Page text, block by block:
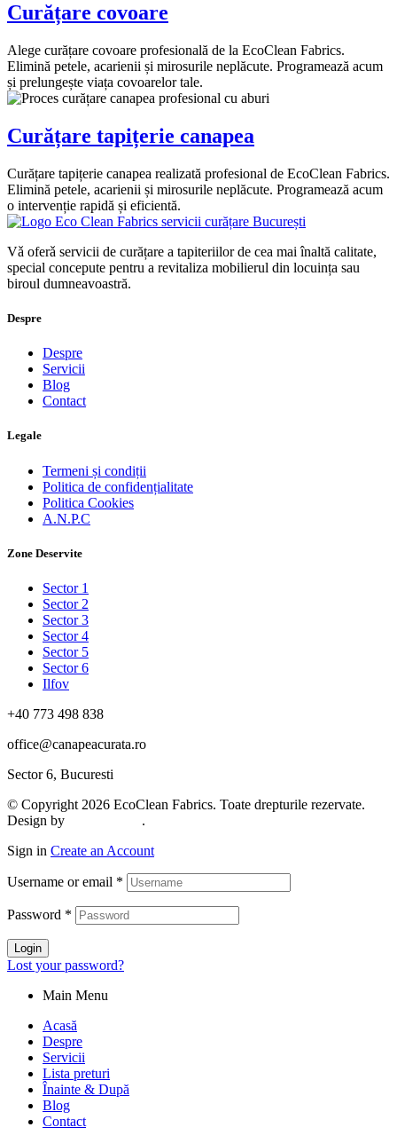
Curățare covoare
Alege curățare covoare profesională de la EcoClean Fabrics.
Elimină petele, acarienii și mirosurile neplăcute. Programează acum
și prelungește viața covoarelor tale.
Curățare tapițerie canapea
Curățare tapițerie canapea realizată profesional de EcoClean Fabrics.
Elimină petele, acarienii și mirosurile neplăcute. Programează acum
o intervenție rapidă și eficientă.
Vǎ oferǎ servicii de curățare a tapiteriilor de cea mai înaltă calitate,
special concepute pentru a revitaliza mobilierul din locuința sau
biroul dumneavoastră.
Despre
Despre
Servicii
Blog
Contact
Legale
Termeni și condiții
Politica de confidențialitate
Politica Cookies
A.N.P.C
Zone Deservite
Sector 1
Sector 2
Sector 3
Sector 4
Sector 5
Sector 6
Ilfov
+40 773 498 838
office@canapeacurata.ro
Sector 6, Bucuresti
© Copyright 2026 EcoClean Fabrics. Toate drepturile rezervate.
Design by
.
Sign in Create an Account
Username or email *
Password *
Login
Lost your password?
Main Menu
Acasă
Despre
Servicii
Lista preturi
Înainte & După
Blog
Contact